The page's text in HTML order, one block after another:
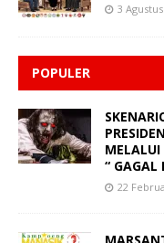
3
POPULER
MELALUI
“ GAGAL
22